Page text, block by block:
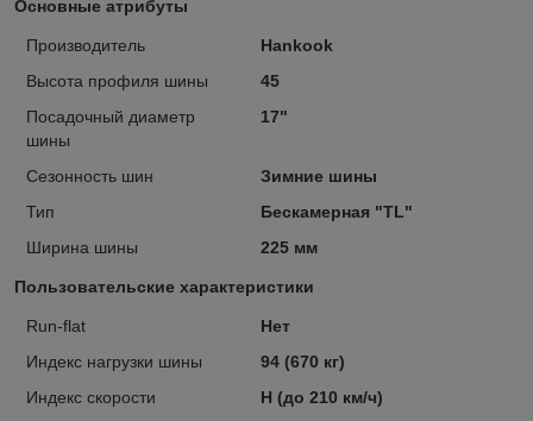
Основные атрибуты
Производитель
Hankook
Высота профиля шины
45
Посадочный диаметр
шины
17"
Сезонность шин
Зимние шины
Тип
Бескамерная "TL"
Ширина шины
225 мм
Пользовательские характеристики
Run-flat
Нет
Индекс нагрузки шины
94 (670 кг)
Индекс скорости
H (до 210 км/ч)